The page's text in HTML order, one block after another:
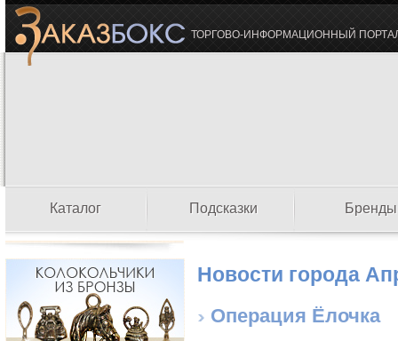
ТОРГОВО-ИНФОРМАЦИОННЫЙ
Каталог Подсказки Бренды
Новости города
Операция Ёлочка